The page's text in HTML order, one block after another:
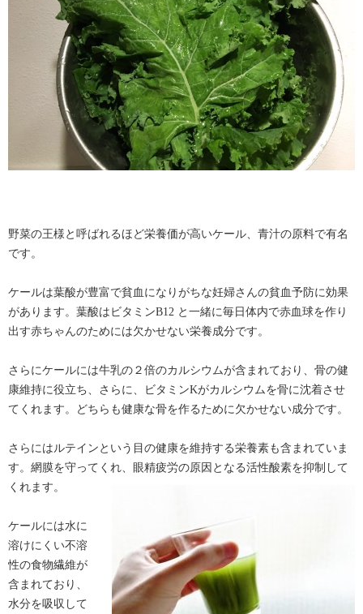
野菜の王様と呼ばれるほど栄養価が高いケール、青汁の原料で有名
です。
ケールは葉酸が豊富で貧血になりがちな妊婦さんの貧血予防に効果
があります。葉酸はビタミンB12 と一緒に毎日体内で赤血球を作り
出す赤ちゃんのためには欠かせない栄養成分です。
さらにケールには牛乳の２倍のカルシウムが含まれており、骨の健
康維持に役立ち、さらに、ビタミンKがカルシウムを骨に沈着させ
てくれます。どちらも健康な骨を作るために欠かせない成分です。
さらにはルテインという目の健康を維持する栄養素も含まれていま
す。網膜を守ってくれ、眼精疲労の原因となる活性酸素を抑制して
くれます。
ケールには水に
溶けにくい不溶
性の食物繊維が
含まれており、
水分を吸収して